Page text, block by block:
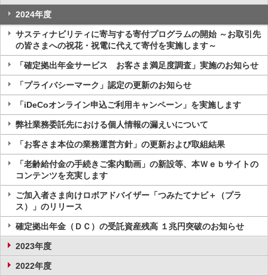
2024年度
サスティナビリティに寄与する寄付プログラムの開始 ～お取引先
の皆さまへの祝花・祝電に代えて寄付を実施します～
「確定拠出年金サービス お客さま満足度調査」実施のお知らせ
「プライバシーマーク」認定の更新のお知らせ
「iDeCoオンライン申込ご利用キャンペーン」を実施します
弊社業務委託先における個人情報の漏えいについて
「お客さま本位の業務運営方針」の更新および取組結果
「老齢給付金の手続きご案内動画」の新設等、本Ｗｅｂサイトの
コンテンツを充実します
ご加入者さま向けロボアドバイザー「つみたてナビ＋（プラ
ス）」のリリース
確定拠出年金（ＤＣ）の受託資産残高 １兆円突破のお知らせ
2023年度
2022年度